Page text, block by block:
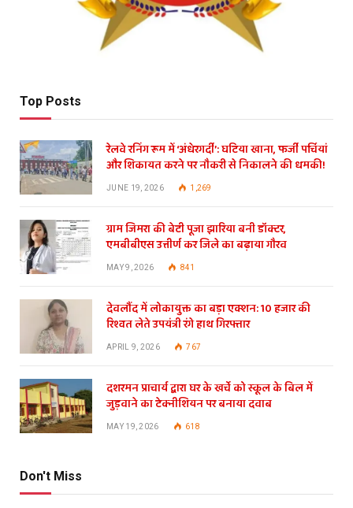
Top Posts
रेलवे रनिंग रूम में ‘अंधेरगर्दी’: घटिया खाना, फर्जी पर्चियां
और शिकायत करने पर नौकरी से निकालने की धमकी!
JUNE 19, 2026 1,269
ग्राम जिमरा की बेटी पूजा झारिया बनी डॉक्टर,
एमबीबीएस उत्तीर्ण कर जिले का बढ़ाया गौरव
MAY 9, 2026 841
देवलौंद में लोकायुक्त का बड़ा एक्शन: 10 हजार की
रिश्वत लेते उपयंत्री रंगे हाथ गिरफ्तार
APRIL 9, 2026 767
दशरमन प्राचार्य द्वारा घर के खर्चे को स्कूल के बिल में
जुड़वाने का टेक्नीशियन पर बनाया दवाब
MAY 19, 2026 618
Don't Miss